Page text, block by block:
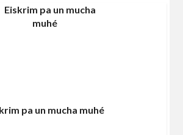
pa un mucha muhé